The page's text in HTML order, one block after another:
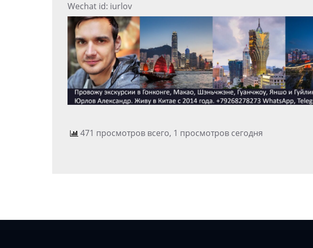
Wechat id: iurlov
471 просмотров всего, 1 просмотров сегодня